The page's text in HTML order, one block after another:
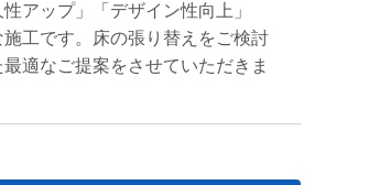
アップ」「デザイン性向上」
工です。床の張り替えをご検討
適なご提案をさせていただきま